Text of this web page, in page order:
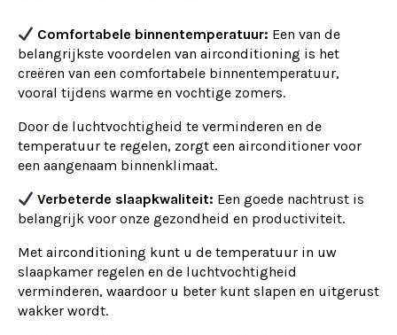
Comfortabele binnentemperatuur: Een van de
belangrijkste voordelen van airconditioning is het
creëren van een comfortabele binnentemperatuur,
vooral tijdens warme en vochtige zomers.
Door de luchtvochtigheid te verminderen en de
temperatuur te regelen, zorgt een airconditioner voor
een aangenaam binnenklimaat.
Verbeterde slaapkwaliteit: Een goede nachtrust is
belangrijk voor onze gezondheid en productiviteit.
Met airconditioning kunt u de temperatuur in uw
slaapkamer regelen en de luchtvochtigheid
verminderen, waardoor u beter kunt slapen en uitgerust
wakker wordt.